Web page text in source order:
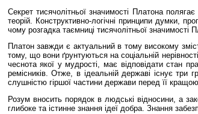
Секрет тисячолітньої значимості Платона
теорій. Конструктивно-логічні принципи думки,
чому розгадка таємниці тисячолітньої значимості
Платон завжди є актуальний в тому високому
тому, що вони ґрунтуються на соціальній
чеснота якої у мудрості, має відповідати стан
ремісників. Отже, в ідеальній державі існує
слушністю гіршої частини держави перед її
Розум вносить порядок в людські відносини, а
глибоке та істинне знання ідеї добра. Знання